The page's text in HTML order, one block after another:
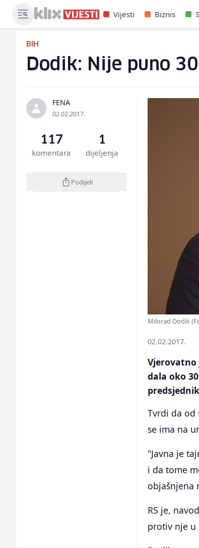
Vijesti Biznis
BIH
Dodik: Nije puno
FENA
02.02.2017.
117
komentara
1
dijeljenja
Podijeli
Milorad Dodik
02.02.2017.
Vjerovatno
dala oko
Tvrdi da od
se ima na
"Javna je
i da tome
objašnjena
RS je,
protiv nje